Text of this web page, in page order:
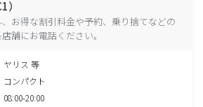
お得な割引料金や予約、乗り捨てなどの
舗にお電話ください。
ヤリス 等
コンパクト
08:00-20:00